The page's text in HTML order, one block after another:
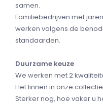
samen.
Familiebedrijven met
werken volgens de
standaarden.
Duurzame keuze
We werken met 2
Het linnen in onze
Sterker nog, hoe vaker u